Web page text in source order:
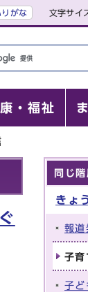
りがな 文字サイ
・福祉
同じ
きょ
報道
子育
子ど